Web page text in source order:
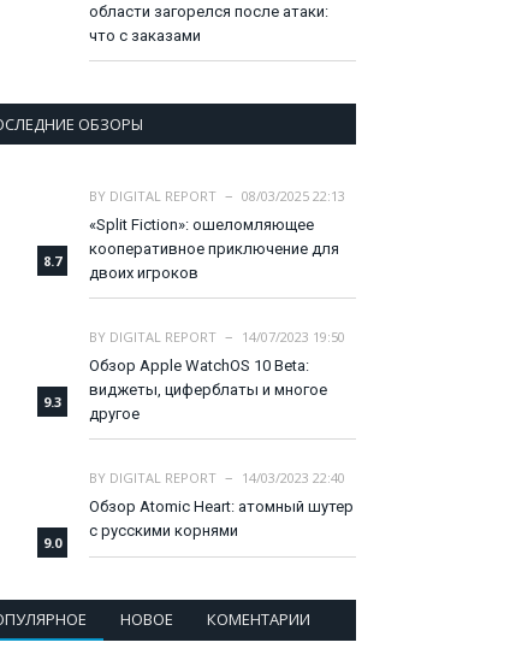
области загорелся после атаки:
что с заказами
ОБЗОРЫ
8.7
BY DIGITAL REPORT
08/03/2025 22:13
«Split Fiction»: ошеломляющее
кооперативное приключение для
двоих игроков
9.3
BY DIGITAL REPORT
14/07/2023 19:50
Обзор Apple WatchOS 10 Beta:
виджеты, циферблаты и многое
другое
9.0
BY DIGITAL REPORT
14/03/2023 22:40
Обзор Atomic Heart: атомный шутер
с русскими корнями
НОВОЕ КОМЕНТАРИИ